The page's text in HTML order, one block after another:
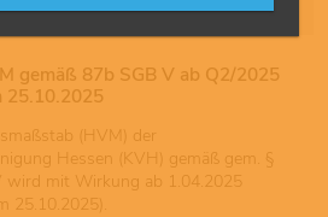
gemäß 87b SGB V ab Q2/2025
25.10.2025
(HVM) der
Hessen (KVH) gemäß gem. §
wird mit Wirkung ab 1.04.2025
25.10.2025).